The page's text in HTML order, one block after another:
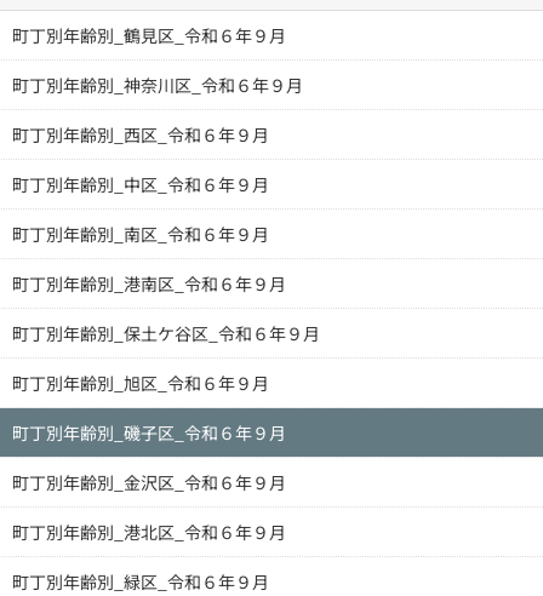
町丁別年齢別_鶴見区_令和６年９月
町丁別年齢別_神奈川区_令和６年９月
町丁別年齢別_西区_令和６年９月
町丁別年齢別_中区_令和６年９月
町丁別年齢別_南区_令和６年９月
町丁別年齢別_港南区_令和６年９月
町丁別年齢別_保土ケ谷区_令和６年９月
町丁別年齢別_旭区_令和６年９月
町丁別年齢別_磯子区_令和６年９月
町丁別年齢別_金沢区_令和６年９月
町丁別年齢別_港北区_令和６年９月
町丁別年齢別_緑区_令和６年９月